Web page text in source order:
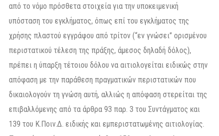
από το νόμο πρόσθετα στοιχεία για την υποκειμενική
υπόσταση του εγκλήματος, όπως επί του εγκλήματος της
χρήσης πλαστού εγγράφου από τρίτον (“εν γνώσει” ορισμένου
περιστατικού τέλεση της πράξης, άμεσος δηλαδή δόλος),
πρέπει η ύπαρξη τέτοιου δόλου να αιτιολογείται ειδικώς στην
απόφαση με την παράθεση πραγματικών περιστατικών που
δικαιολογούν τη γνώση αυτή, αλλιώς η απόφαση στερείται της
επιβαλλόμενης από τα άρθρα 93 παρ. 3 του Συντάγματος και
139 του Κ.Ποιν.Δ. ειδικής και εμπεριστατωμένης αιτιολογίας.